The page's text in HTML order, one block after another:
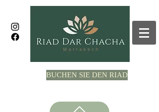
BUCHEN SIE DEN RIAD